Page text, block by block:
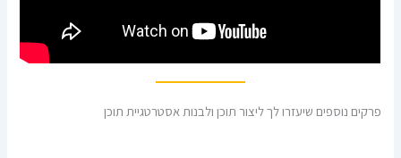
פרקים נוספים שיעזרו לך ליצור תוכן ולבנות אסטרטגיית תוכן